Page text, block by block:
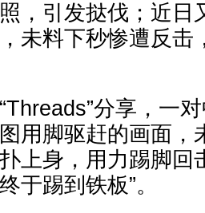
，引发挞伐；近日
未料下秒惨遭反击
分享，一
用脚驱赶的画面，
上身，用力踢脚回
于踢到铁板”。